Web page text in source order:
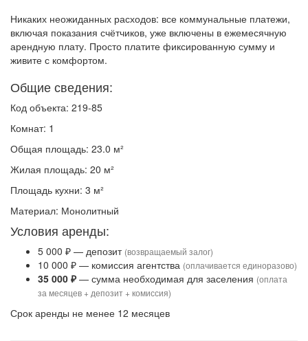
Никаких неожиданных расходов: все коммунальные платежи,
включая показания счётчиков, уже включены в ежемесячную
арендную плату. Просто платите фиксированную сумму и
живите с комфортом.
Общие сведения:
Код объекта: 219-85
Комнат: 1
Общая площадь: 23.0 м²
Жилая площадь: 20 м²
Площадь кухни: 3 м²
Материал: Монолитный
Условия аренды:
5 000 ₽ — депозит (возвращаемый залог)
10 000 ₽ — комиссия агентства (оплачивается единоразово)
35 000 ₽— сумма необходимая для заселения (оплата
за месяцев + депозит + комиссия)
Срок аренды не менее 12 месяцев